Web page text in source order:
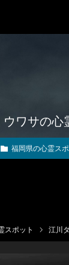
ウワサの心
福岡県の心霊スポ
スポット 江川